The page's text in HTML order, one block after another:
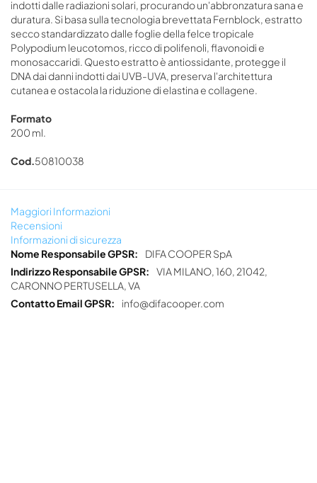
indotti dalle radiazioni solari, procurando un'abbronzatura sana e
duratura. Si basa sulla tecnologia brevettata Fernblock, estratto
secco standardizzato dalle foglie della felce tropicale
Polypodium leucotomos, ricco di polifenoli, flavonoidi e
monosaccaridi. Questo estratto è antiossidante, protegge il
DNA dai danni indotti dai UVB-UVA, preserva l'architettura
cutanea e ostacola la riduzione di elastina e collagene.
Formato
200 ml.
Cod.50810038
Maggiori Informazioni
Recensioni
Informazioni di sicurezza
Informazioni
di
sicurezza
DIFA COOPER SpA
VIA MILANO, 160, 21042,
CARONNO PERTUSELLA, VA
info@difacooper.com